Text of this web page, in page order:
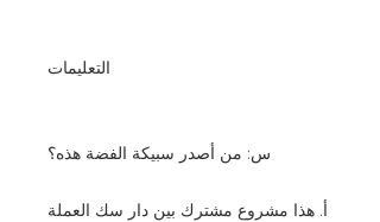
التعليمات
س: من أصدر سبيكة الفضة هذه؟
أ. هذا مشروع مشترك بين دار سك العملة